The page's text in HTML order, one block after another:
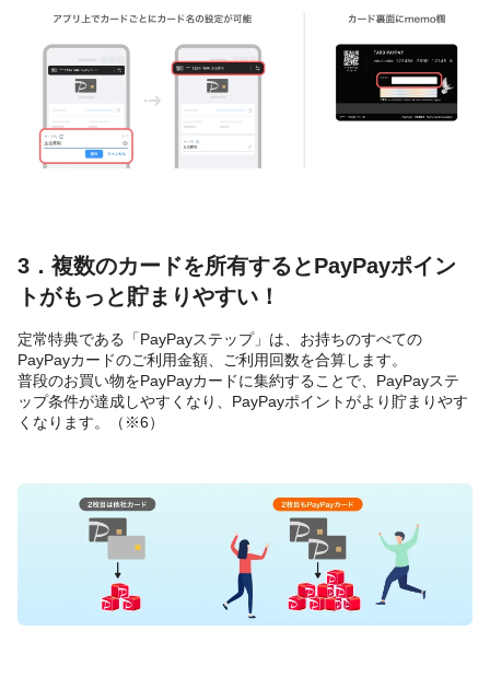
3．複数のカードを所有するとPayPayポイン
トがもっと貯まりやすい！
定常特典である「PayPayステップ」は、お持ちのすべての
PayPayカードのご利用金額、ご利用回数を合算します。
普段のお買い物をPayPayカードに集約することで、PayPayステ
ップ条件が達成しやすくなり、PayPayポイントがより貯まりやす
くなります。（※6）